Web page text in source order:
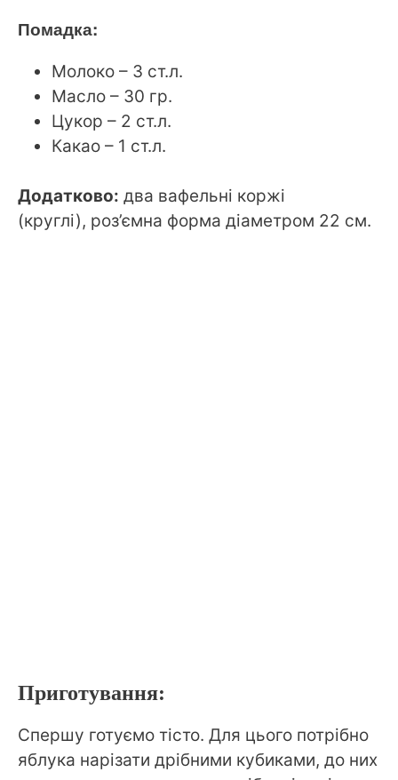
Помадка:
Молоко – 3 ст.л.
Масло – 30 гр.
Цукор – 2 ст.л.
Какао – 1 ст.л.
Додатково: два вафельні коржі
(круглі), роз’ємна форма діаметром 22 см.
Приготування:
Спершу готуємо тісто. Для цього потрібно
яблука нарізати дрібними кубиками, до них